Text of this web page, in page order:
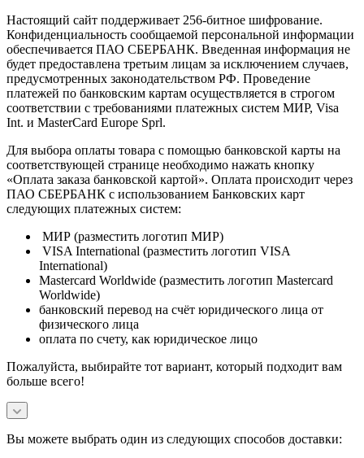
Настоящий сайт поддерживает 256-битное шифрование.
Конфиденциальность сообщаемой персональной информации
обеспечивается ПАО СБЕРБАНК. Введенная информация не
будет предоставлена третьим лицам за исключением случаев,
предусмотренных законодательством РФ. Проведение
платежей по банковским картам осуществляется в строгом
соответствии с требованиями платежных систем МИР, Visa
Int. и MasterCard Europe Sprl.
Для выбора оплаты товара с помощью банковской карты на
соответствующей странице необходимо нажать кнопку
«Оплата заказа банковской картой». Оплата происходит через
ПАО СБЕРБАНК с использованием Банковских карт
следующих платежных систем:
МИР (разместить логотип МИР)
VISA International (разместить логотип VISA
International)
Mastercard Worldwide (разместить логотип Mastercard
Worldwide)
банковский перевод на счёт юридического лица от
физического лица
оплата по счету, как юридическое лицо
Пожалуйста, выбирайте тот вариант, который подходит вам
больше всего!
Вы можете выбрать один из следующих способов доставки: